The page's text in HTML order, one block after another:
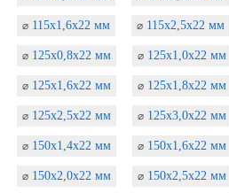
⌀ 115х1,6х22 мм ⌀ 115х2,5х22 мм
⌀ 125х0,8х22 мм ⌀ 125х1,0х22 мм
⌀ 125х1,6х22 мм ⌀ 125х1,8х22 мм
⌀ 125х2,5х22 мм ⌀ 125х3,0х22 мм
⌀ 150х1,4х22 мм ⌀ 150х1,6х22 мм
⌀ 150х2,0х22 мм ⌀ 150х2,5х22 мм